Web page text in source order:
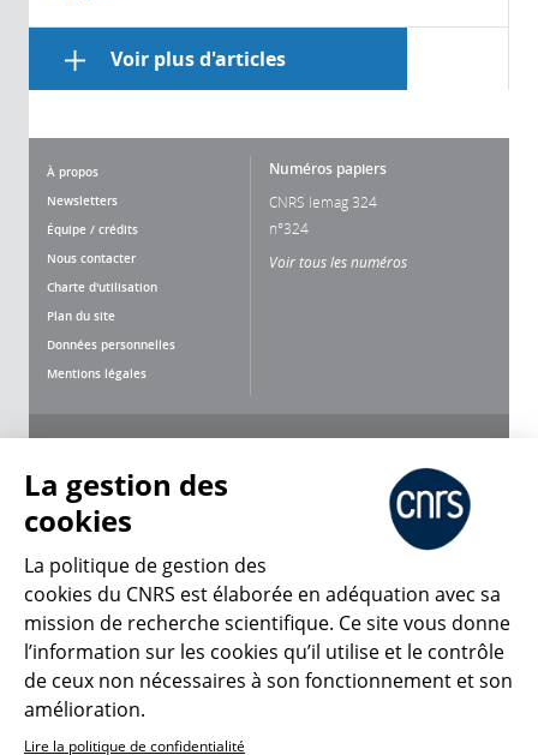
Voir plus d'articles
À propos
Newsletters
Équipe / crédits
Nous contacter
Charte d'utilisation
Plan du site
Données personnelles
Mentions légales
Numéros papiers
CNRS lemag 324
n°324
Voir tous les numéros
CNRS Le Mag
© 2026, CNRS
La gestion des
cookies
La politique de gestion des
cookies du CNRS est élaborée en adéquation avec sa
mission de recherche scientifique. Ce site vous donne
l’information sur les cookies qu’il utilise et le contrôle
de ceux non nécessaires à son fonctionnement et son
amélioration.
Lire la politique de confidentialité